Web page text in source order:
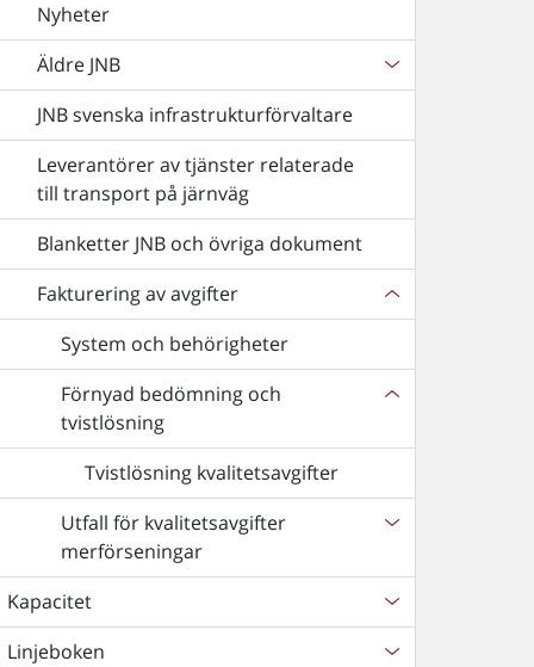
Nyheter
Äldre JNB
JNB svenska infrastrukturförvaltare
Leverantörer av tjänster relaterade
till transport på järnväg
Blanketter JNB och övriga dokument
Fakturering av avgifter
System och behörigheter
Förnyad bedömning och
tvistlösning
Tvistlösning kvalitetsavgifter
Utfall för kvalitetsavgifter
merförseningar
Kapacitet
Linjeboken